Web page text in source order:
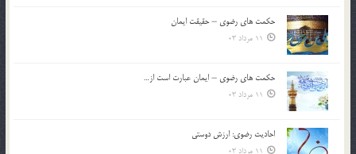
حکمت های رضوی – حقیقت ایمان
11 مرداد 03
حکمت های رضوی – ایمان عبارت است از…
11 مرداد 03
احادیث رضوی: ارزش دوستی
11 مرداد 03